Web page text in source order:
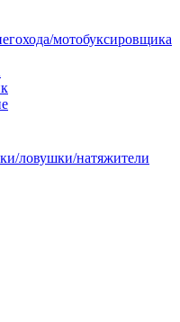
мотобуксировщика
ловушки/натяжители